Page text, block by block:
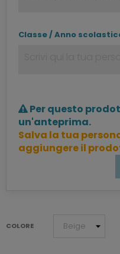
Classe / Anno
Per questo
un'anteprima.
Salva la tua
aggiungere il
COLORE